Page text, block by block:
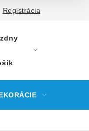
Registrácia